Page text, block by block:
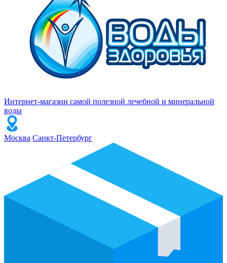
Интернет-магазин самой полезной лечебной и минеральной
воды
Москва Санкт-Петербург